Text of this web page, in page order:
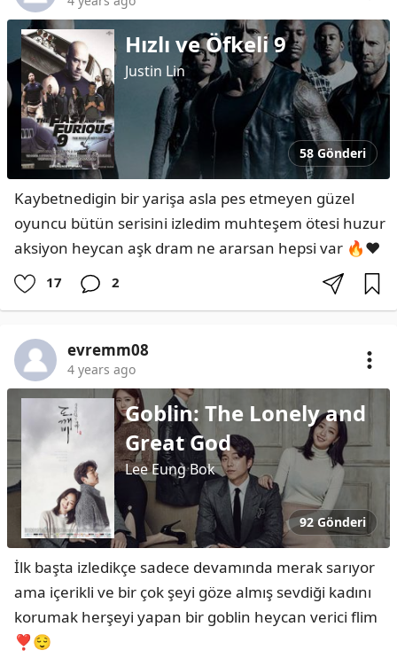
Hızlı ve Öfkeli 9
Justin Lin
58 Gönderi
Kaybetnedigin bir yarişa asla pes etmeyen güzel
oyuncu bütün serisini izledim muhteşem ötesi huzur
aksiyon heycan aşk dram ne ararsan hepsi var 🔥❤️
17 2
evremm08
4 years ago
Goblin: The Lonely and
Great God
Lee Eung Bok
92 Gönderi
İlk başta izledikçe sadece devamında merak sarıyor
ama içerikli ve bir çok şeyi göze almış sevdiği kadını
korumak herşeyi yapan bir goblin heycan verici flim
❣️😌